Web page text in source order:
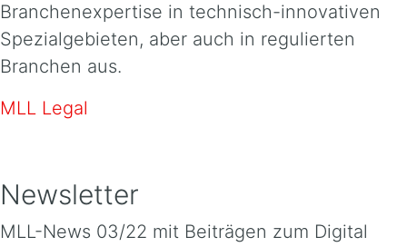
Branchenexpertise in technisch-innovativen
Spezialgebieten, aber auch in regulierten
Branchen aus.
MLL Legal
Newsletter
MLL-News 03/22 mit Beiträgen zum Digital